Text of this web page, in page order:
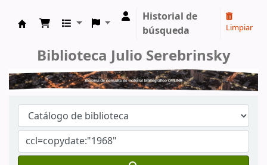
Historial de
búsqueda
Limpiar
Biblioteca Julio Serebrinsky